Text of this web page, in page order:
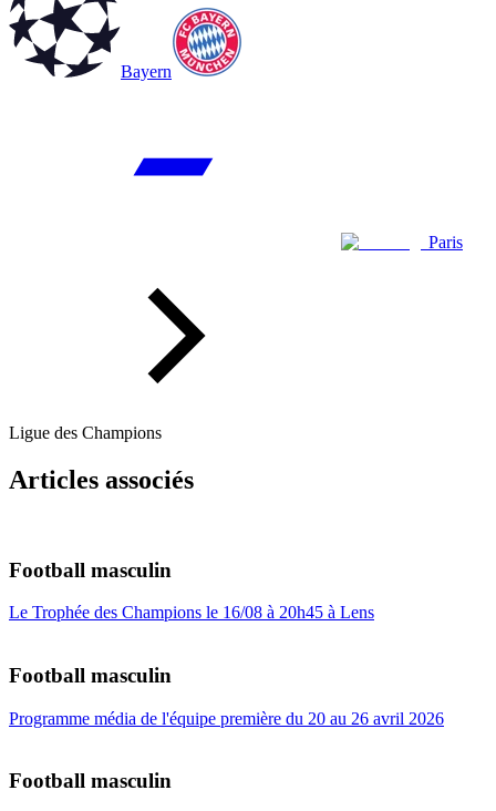
Bayern
Paris
Ligue des Champions
Articles associés
Football masculin
Le Trophée des Champions le 16/08 à 20h45 à Lens
Football masculin
Programme média de l'équipe première du 20 au 26 avril 2026
Football masculin